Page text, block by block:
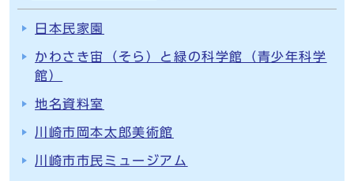
日本民家園
かわさき宙（そら）と緑の科学館（青少年科学
館）
地名資料室
川崎市岡本太郎美術館
川崎市市民ミュージアム